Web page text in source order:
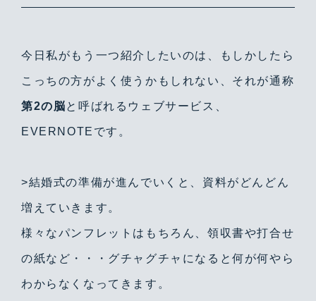
今日私がもう一つ紹介したいのは、もしかしたら
こっちの方がよく使うかもしれない、それが通称
第2の脳と呼ばれるウェブサービス、
EVERNOTEです。
>結婚式の準備が進んでいくと、資料がどんどん
増えていきます。
様々なパンフレットはもちろん、領収書や打合せ
の紙など・・・グチャグチャになると何が何やら
わからなくなってきます。